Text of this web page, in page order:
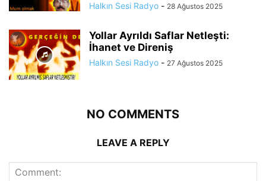
Halkın Sesi Radyo - 28 Ağustos 2025
Yollar Ayrıldı Saflar Netleşti:
İhanet ve Direniş
Halkın Sesi Radyo - 27 Ağustos 2025
NO COMMENTS
LEAVE A REPLY